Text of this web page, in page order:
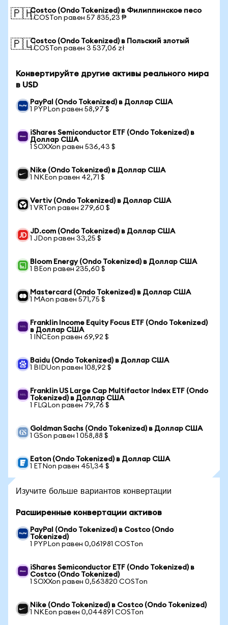
🇵🇭Costco (Ondo Tokenized) в Филиппинское песо
1 COSTon равен 57 835,23 ₱
🇵🇱Costco (Ondo Tokenized) в Польский злотый
1 COSTon равен 3 537,06 zł
Конвертируйте другие активы реального мира
в USD
PayPal (Ondo Tokenized) в Доллар США
1 PYPLon равен 58,97 $
iShares Semiconductor ETF (Ondo Tokenized) в
Доллар США
1 SOXXon равен 536,43 $
Nike (Ondo Tokenized) в Доллар США
1 NKEon равен 42,71 $
Vertiv (Ondo Tokenized) в Доллар США
1 VRTon равен 279,60 $
JD.com (Ondo Tokenized) в Доллар США
1 JDon равен 33,25 $
Bloom Energy (Ondo Tokenized) в Доллар США
1 BEon равен 235,60 $
Mastercard (Ondo Tokenized) в Доллар США
1 MAon равен 571,75 $
Franklin Income Equity Focus ETF (Ondo Tokenized)
в Доллар США
1 INCEon равен 69,92 $
Baidu (Ondo Tokenized) в Доллар США
1 BIDUon равен 108,92 $
Franklin US Large Cap Multifactor Index ETF (Ondo
Tokenized) в Доллар США
1 FLQLon равен 79,76 $
Goldman Sachs (Ondo Tokenized) в Доллар США
1 GSon равен 1 058,88 $
Eaton (Ondo Tokenized) в Доллар США
1 ETNon равен 451,34 $
Изучите больше вариантов конвертации
Расширенные конвертации активов
PayPal (Ondo Tokenized) в Costco (Ondo
Tokenized)
1 PYPLon равен 0,061981 COSTon
iShares Semiconductor ETF (Ondo Tokenized) в
Costco (Ondo Tokenized)
1 SOXXon равен 0,563820 COSTon
Nike (Ondo Tokenized) в Costco (Ondo Tokenized)
1 NKEon равен 0,044891 COSTon